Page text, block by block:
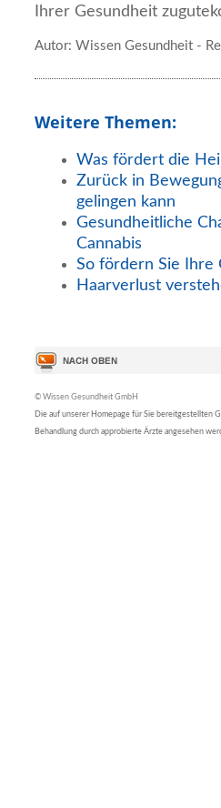
Ihrer Gesundheit
Autor: Wissen Gesundheit -
Weitere Themen:
Was fördert die
Zurück in
gelingen kann
Gesundheitliche
Cannabis
So fördern Sie Ihre
Haarverlust
© Wissen Gesundheit GmbH
Die auf unserer Homepage für Sie bereitgestellten
Behandlung durch approbierte Ärzte angesehen